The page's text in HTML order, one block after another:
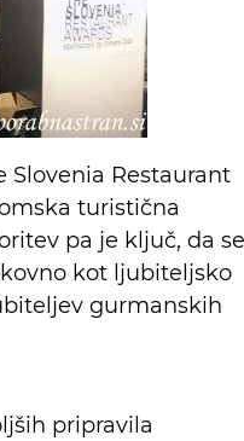
Slovenia Restaurant
turistična
pa je ključ, da se
kot ljubiteljsko
gurmanskih
pripravila